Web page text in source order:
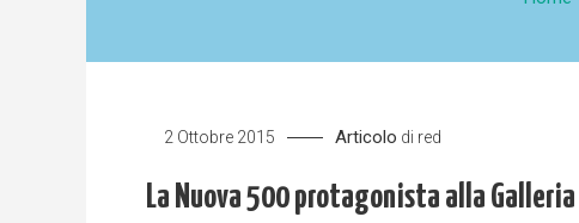
2 Ottobre 2015 Articolo di red
La Nuova 500 protagonista alla